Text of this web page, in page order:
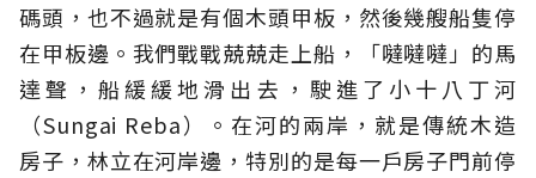
碼頭，也不過就是有個木頭甲板，然後幾艘船隻停
在甲板邊。我們戰戰兢兢走上船，「噠噠噠」的馬
達聲，船緩緩地滑出去，駛進了小十八丁河
（Sungai Reba）。在河的兩岸，就是傳統木造
房子，林立在河岸邊，特別的是每一戶房子門前停